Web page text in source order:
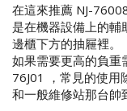
在這來推薦 NJ-
是在機器設備上的輔
邊櫃下方的抽屜裡。
如果需要更高的負
76J01 ，常見的使用
和一般維修站那台帥